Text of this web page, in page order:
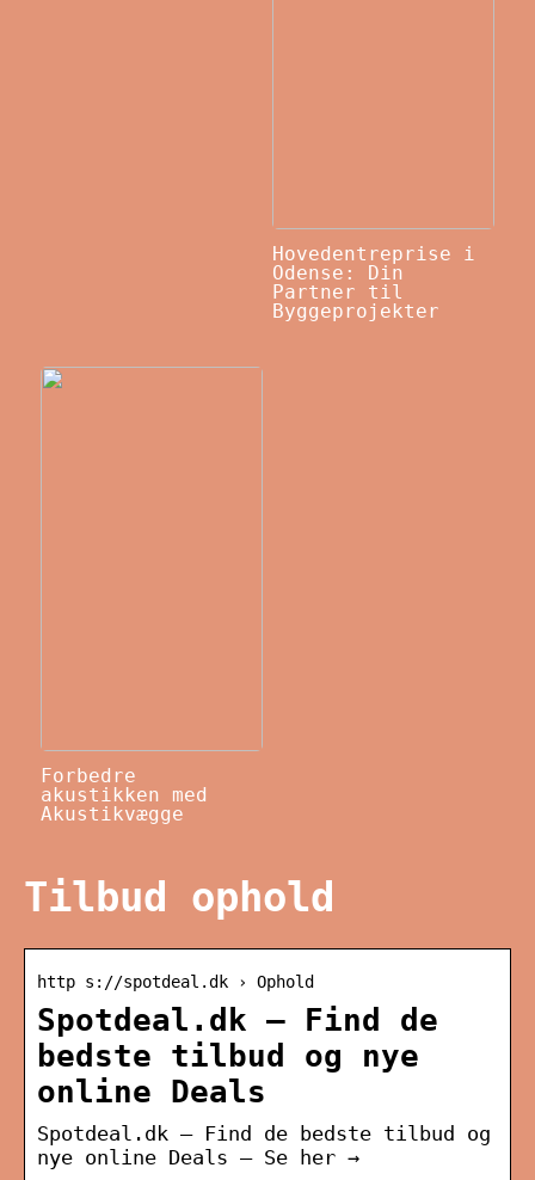
Hovedentreprise i
Odense: Din
Partner til
Byggeprojekter
Forbedre
akustikken med
Akustikvægge
Tilbud ophold
http s://spotdeal.dk › Ophold
Spotdeal.dk – Find de
bedste tilbud og nye
online Deals
Spotdeal.dk – Find de bedste tilbud og
nye online Deals – Se her →